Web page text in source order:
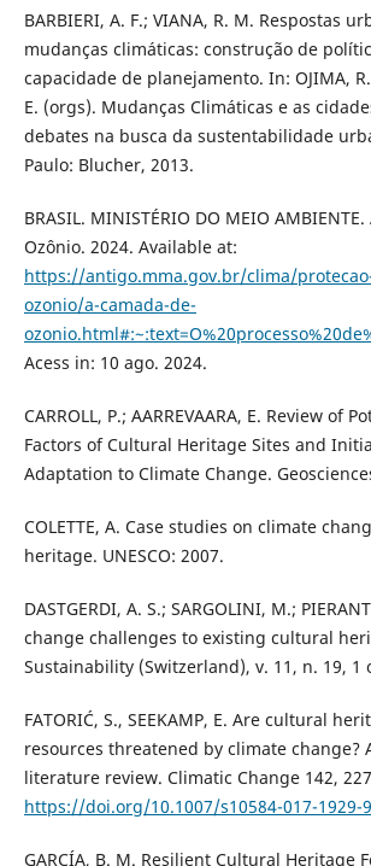
BARBIERI, A. F.; VIANA, R. M. Respostas
mudanças climáticas: construção de
capacidade de planejamento. In: OJIMA,
E. (orgs). Mudanças Climáticas e as
debates na busca da sustentabilidade
Paulo: Blucher, 2013.
BRASIL. MINISTÉRIO DO MEIO
Ozônio. 2024. Available at:
https://antigo.mma.gov.br/clima/
ozonio/a-camada-de-
Acess in: 10 ago. 2024.
CARROLL, P.; AARREVAARA, E. Review of
Factors of Cultural Heritage Sites and
Adaptation to Climate Change.
COLETTE, A. Case studies on climate
heritage. UNESCO: 2007.
DASTGERDI, A. S.; SARGOLINI, M.;
change challenges to existing cultural
Sustainability (Switzerland), v. 11, n. 19, 1
FATORIĆ, S., SEEKAMP, E. Are cultural
resources threatened by climate change?
literature review. Climatic Change 142,
https://doi.org/10.1007/s10584-017-1929-9
GARCÍA, B. M. Resilient Cultural Heritage